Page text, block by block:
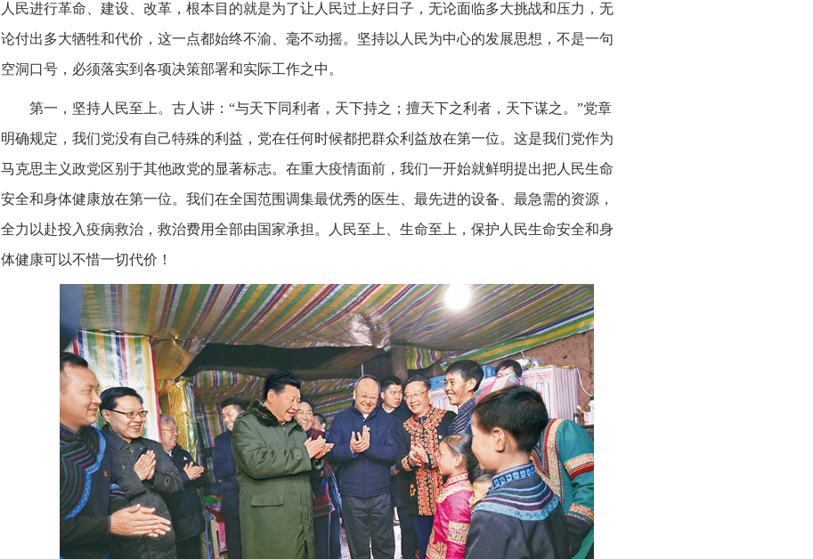
人民进行革命、建设、改革，根本目的就是为了让人民过上好日子，无论面临多大挑战和压力，无
论付出多大牺牲和代价，这一点都始终不渝、毫不动摇。坚持以人民为中心的发展思想，不是一句
空洞口号，必须落实到各项决策部署和实际工作之中。
第一，坚持人民至上。古人讲：“与天下同利者，天下持之；擅天下之利者，天下谋之。”党章
明确规定，我们党没有自己特殊的利益，党在任何时候都把群众利益放在第一位。这是我们党作为
马克思主义政党区别于其他政党的显著标志。在重大疫情面前，我们一开始就鲜明提出把人民生命
安全和身体健康放在第一位。我们在全国范围调集最优秀的医生、最先进的设备、最急需的资源，
全力以赴投入疫病救治，救治费用全部由国家承担。人民至上、生命至上，保护人民生命安全和身
体健康可以不惜一切代价！